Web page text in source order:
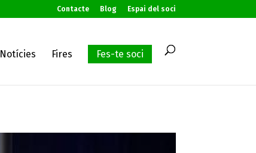
Contacte Blog Espai del soci
Notícies Fires Fes-te soci